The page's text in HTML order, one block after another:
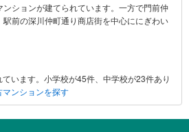
ションが建てられています。一方で門前仲
前の深川仲町通り商店街を中心ににぎわい
います。小学校が45件、中学校が23件あり
ンションを探す